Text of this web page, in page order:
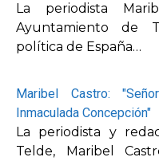
La periodista
Ayuntamiento de
política de España…
Maribel Castro:
Inmaculada Concepción"
La periodista y
Telde, Maribel